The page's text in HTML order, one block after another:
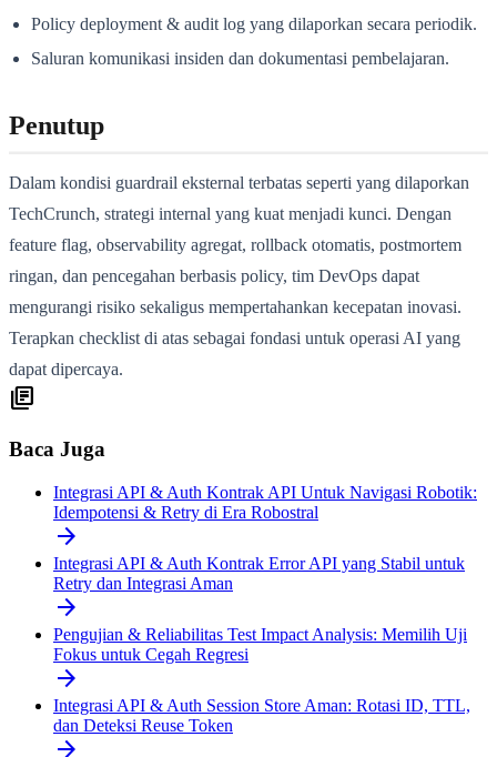
Policy deployment & audit log yang dilaporkan secara periodik.
Saluran komunikasi insiden dan dokumentasi pembelajaran.
Penutup
Dalam kondisi guardrail eksternal terbatas seperti yang dilaporkan
TechCrunch, strategi internal yang kuat menjadi kunci. Dengan
feature flag, observability agregat, rollback otomatis, postmortem
ringan, dan pencegahan berbasis policy, tim DevOps dapat
mengurangi risiko sekaligus mempertahankan kecepatan inovasi.
Terapkan checklist di atas sebagai fondasi untuk operasi AI yang
dapat dipercaya.
library_books
Baca Juga
Integrasi API & Auth Kontrak API Untuk Navigasi Robotik:
Idempotensi & Retry di Era Robostral
arrow_forward
Integrasi API & Auth Kontrak Error API yang Stabil untuk
Retry dan Integrasi Aman
arrow_forward
Pengujian & Reliabilitas Test Impact Analysis: Memilih Uji
Fokus untuk Cegah Regresi
arrow_forward
Integrasi API & Auth Session Store Aman: Rotasi ID, TTL,
dan Deteksi Reuse Token
arrow_forward